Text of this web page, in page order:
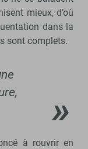
mieux, d’où
dans la
sont complets.
à rouvrir en